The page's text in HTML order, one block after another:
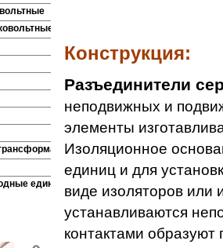
единицы
Конструкция:
Разъединители
неподвижных и
элементы
Изоляционное
единиц и для
виде изоляторов или
устанавливаются
контактами